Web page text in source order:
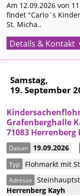
Am 12.09.2026 von
findet "Carlo´s
St. Micha..
Details & Kontakt
Samstag,
19. September
Grafenberghalle
71083 Herrenberg
Datum 19.09.2026
Typ Flohmarkt mit
Adresse
Herrenberg Kayh